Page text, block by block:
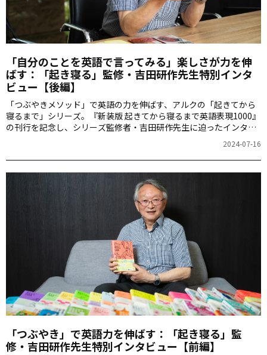
「自分のことを英語で言ってみる」楽しさが力を伸
ばす：「起き寝る」監修・吉田研作先生特別インタ
ビュー【後編】
「つぶやきメソッド」で英語の力を伸ばす、アルクの「起きてから
寝るまで」シリーズ。『新装版 起きてから寝るまで英語表現1000』
の刊行を記念し、シリーズ監修者・吉田研作先生に迫ったインタビ
る」はどのような進化を遂げてきたのでしょうか。そして、吉田先
生から英語を学習する皆さんに伝えたい思いとは――。前編と併せてお
読みください！
2024-07-16
「つぶやき」で英語力を伸ばす：「起き寝る」監
修・吉田研作先生特別インタビュー【前編】